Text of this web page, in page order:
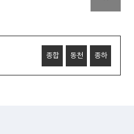
종합 동천 종하